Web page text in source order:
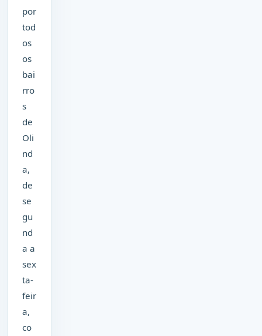
por
tod
os
os
bai
rro
s
de
Oli
nd
a,
de
se
gu
nd
a a
sex
ta-
feir
a,
co